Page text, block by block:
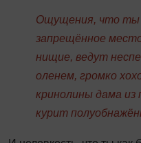
Ощущения, что ты
запрещённое
нищие, ведут
оленем, громко
кринолины дама из
курит